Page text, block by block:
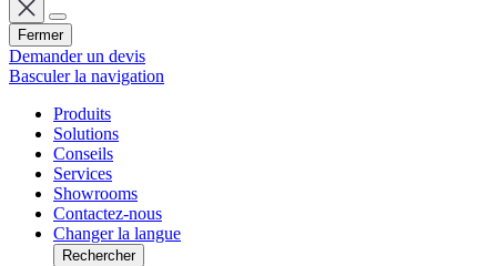
Fermer
Demander un devis
Basculer la navigation
Produits
Solutions
Conseils
Services
Showrooms
Contactez-nous
Changer la langue
Rechercher